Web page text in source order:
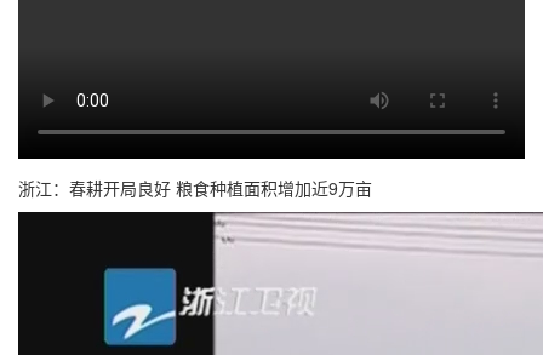
浙江：春耕开局良好 粮食种植面积增加近9万亩